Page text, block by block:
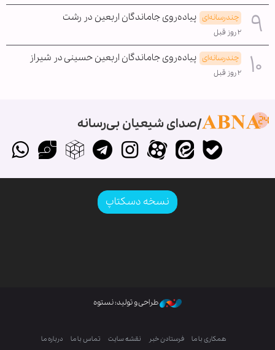
چندرسانه‌ای پیاده‌روی جاماندگان اربعین در رشت
۲ روز قبل
چندرسانه‌ای پیاده‌روی جاماندگان اربعین حسینی در شیراز
۲ روز قبل
صدای شیعیان بی‌رسانه
نسخه دسکتاپ
طراحی و تولید: نستوه
همکاری با ما فرستادن خبر نقشه سایت تماس با ما درباره ما